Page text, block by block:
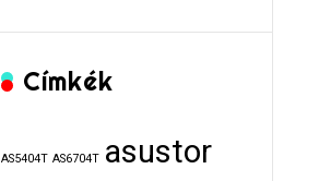
Címkék
AS5404T AS6704T asustor